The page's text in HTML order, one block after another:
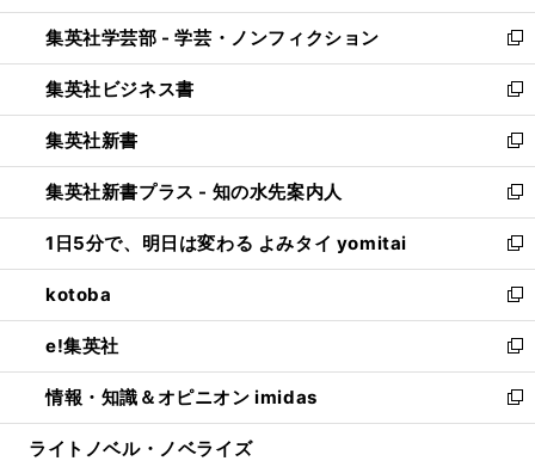
開
く
ウ
で
開
く
ン
ド
ウ
で
開
く
ウ
ィ
ン
ド
ウ
で
開
く
集英社学芸部 - 学芸・ノンフィクション
新
し
い
ウ
ィ
ン
ド
ウ
で
開
く
集英社ビジネス書
新
し
い
ウ
ィ
ン
ド
ウ
で
開
く
集英社新書
新
し
い
ウ
ィ
ン
ド
ウ
で
開
く
集英社新書プラス - 知の水先案内人
新
し
い
ウ
ィ
ン
ド
ウ
で
開
1日5分で、明日は変わる よみタイ yomitai
新
し
い
ウ
ィ
ン
ド
ウ
kotoba
新
し
い
ウ
ィ
ン
e!集英社
新
し
い
ウ
情報・知識＆オピニオン imidas
新
し
ライトノベル・ノベライズ